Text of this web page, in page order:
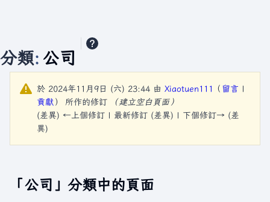
分類: 公司
於 2024年11月9日 (六) 23:44 由 Xiaotuen111 （ 留言 |
貢獻 ） 所作的修訂
（建立空白頁面）
(差異) ←上個修訂 | 最新修訂 (差異) | 下個修訂→ (差
異)
「公司」分類中的頁面